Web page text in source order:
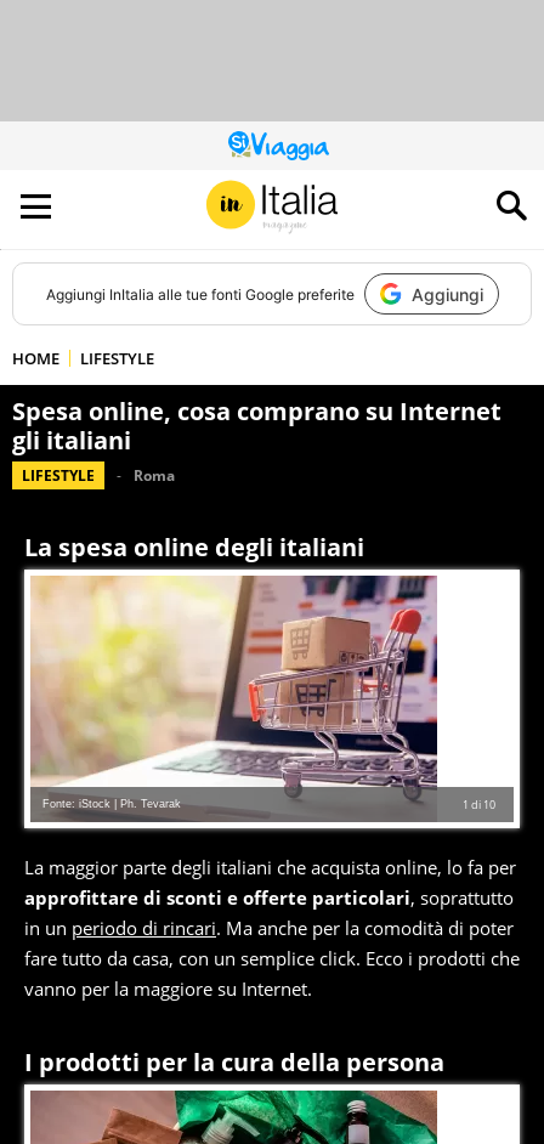
QUESTO
SITO
CONTRIBUISCE
ALL’AUDIENCE
DI
Aggiungi InItalia alle tue fonti Google preferite Aggiungi
HOME LIFESTYLE
Spesa online, cosa comprano su Internet
gli italiani
LIFESTYLE Roma
La spesa online degli italiani
1 di 10
Fonte: iStock | Ph. Tevarak
La maggior parte degli italiani che acquista online, lo fa per
approfittare di sconti e offerte particolari, soprattutto
in un periodo di rincari. Ma anche per la comodità di poter
fare tutto da casa, con un semplice click. Ecco i prodotti che
vanno per la maggiore su Internet.
I prodotti per la cura della persona